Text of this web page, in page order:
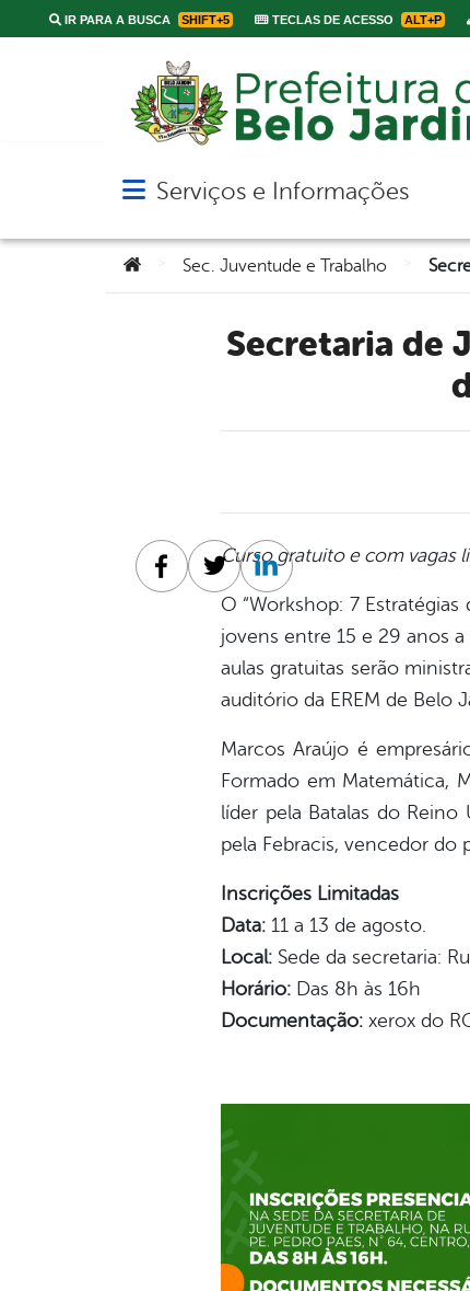
IR PARA A BUSCA SHIFT+5 TECLAS DE ACESSO ALT+P
Abrir menu principal de navegação
Serviços e Informações
Você está aqui:Sec. Juventude e Trabalho
Secretaria de Juventude promove o “Workshop: 7 Estratégias
Curso gratuito e com vagas
O “Workshop: 7
jovens entre 15 e 29 anos
aulas gratuitas serão
auditório da EREM de Belo
Marcos Araújo é
Formado em Matemática,
líder pela Batalas do
pela Febracis, vencedor do
Inscrições Limitadas
Data: 11 a 13 de agosto.
Local: Sede da secretaria:
Horário: Das 8h às 16h
Documentação: xerox do
Facebook
TwitterLinkedin